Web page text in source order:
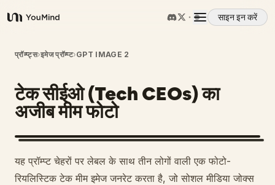
YouMind
साइन इन करें
अवलोकन
उपयोग के मामले
कौशल
प्रॉम्प्ट
प्रॉम्प्ट्स›इमेज प्रॉम्प्ट›GPT IMAGE 2
टेक सीईओ (Tech CEOs) का
अजीब मीम फोटो
यह प्रॉम्प्ट चेहरों पर लेबल के साथ तीन लोगों वाली एक फोटो-
रियलिस्टिक टेक मीम इमेज जनरेट करता है, जो सोशल मीडिया जोक्स